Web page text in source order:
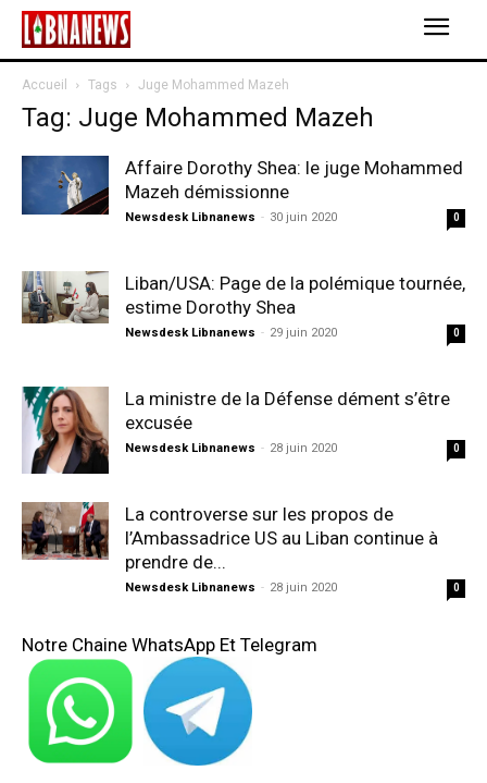
Accueil Tags Juge Mohammed Mazeh
Tag: Juge Mohammed Mazeh
Affaire Dorothy Shea: le juge Mohammed
Mazeh démissionne
Newsdesk Libnanews - 30 juin 2020 0
Liban/USA: Page de la polémique tournée,
estime Dorothy Shea
Newsdesk Libnanews - 29 juin 2020 0
La ministre de la Défense dément s’être
excusée
Newsdesk Libnanews - 28 juin 2020 0
La controverse sur les propos de
l’Ambassadrice US au Liban continue à
prendre de...
Newsdesk Libnanews - 28 juin 2020 0
Notre Chaine WhatsApp Et Telegram